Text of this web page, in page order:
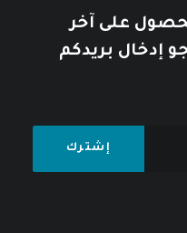
على آخر
إدخال بريدكم